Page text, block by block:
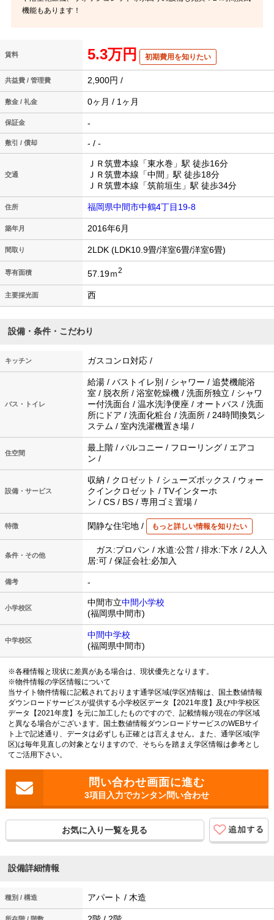
機能もあります！
賃料 5.3万円 初期費用を知りたい
共益費 / 管理費 2,900円 /
敷金 / 礼金 0ヶ月 / 1ヶ月
保証金 -
敷引 / 償却 - / -
交通
ＪＲ筑豊本線「東水巻」駅 徒歩16分
ＪＲ筑豊本線「中間」駅 徒歩18分
ＪＲ筑豊本線「筑前垣生」駅 徒歩34分
住所 福岡県中間市中鶴4丁目19-8
築年月 2016年6月
間取り 2LDK (LDK10.9畳/洋室6畳/洋室6畳)
専有面積 57.19ｍ2
主要採光面 西
設備・条件・こだわり
キッチン ガスコンロ対応 /
バス・トイレ
給湯 / バストイレ別 / シャワー / 追焚機能浴
室 / 脱衣所 / 浴室乾燥機 / 洗面所独立 / シャワ
ー付洗面台 / 温水洗浄便座 / オートバス / 洗面
所にドア / 洗面化粧台 / 洗面所 / 24時間換気シ
ステム / 室内洗濯機置き場 /
住空間
最上階 / バルコニー / フローリング / エアコ
ン /
設備・サービス
収納 / クロゼット / シューズボックス / ウォー
クインクロゼット / TVインターホ
ン / CS / BS / 専用ゴミ置場 /
特徴 閑静な住宅地 / もっと詳しい情報を知りたい
条件・その他
ガス:プロパン / 水道:公営 / 排水:下水 / 2人入
居:可 / 保証会社:必加入
備考 -
小学校区
中間市立中間小学校
(福岡県中間市)
中学校区
中間中学校
(福岡県中間市)
※各種情報と現状に差異がある場合は、現状優先となります。
※物件情報の学区情報について
当サイト物件情報に記載されております通学区域(学区)情報は、国土数値情報
ダウンロードサービスが提供する小学校区データ【2021年度】及び中学校区
データ【2021年度】を元に加工したものですので、記載情報が現在の学区域
と異なる場合がございます。国土数値情報ダウンロードサービスのWEBサイ
ト上で記述通り、データは必ずしも正確とは言えません。また、通学区域(学
区)は毎年見直しの対象となりますので、そちらを踏まえ学区情報は参考とし
てご活用下さい。
3項目入力でカンタン問い合わせ
お気に入り一覧を見る
設備詳細情報
種別 / 構造 アパート / 木造